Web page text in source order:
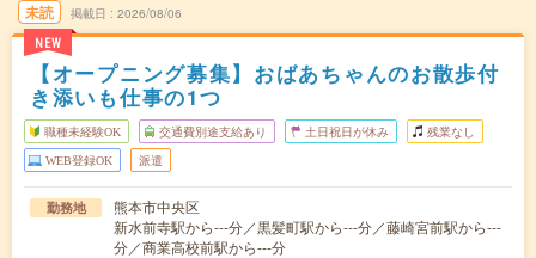
未読
NEW
掲載日 2026/08/06
【オープニング募集】おばあちゃんのお散歩付
き添いも仕事の1つ
職種未経験OK 交通費別途支給あり 土日祝日が休み 残業なし
WEB登録OK 派遣
勤務地
熊本市中央区
新水前寺駅から---分／黒髪町駅から---分／藤崎宮前駅から---
分／商業高校前駅から---分